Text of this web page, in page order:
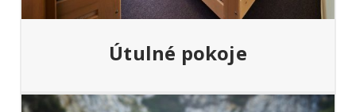
Útulné pokoje